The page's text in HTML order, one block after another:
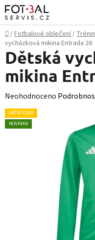
Přejít
na
obsah
Domů
/Fotbalové oblečení/
vycházková mikina Entrada 26
Dětská
mikina
Průměrné
hodnocení
produktu
Neohodnoceno
AKČNÍ CENA
NOVINKA